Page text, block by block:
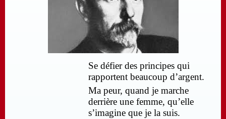
Se défier des principes qui
rapportent beaucoup d’argent.
Ma peur, quand je marche
derrière une femme, qu’elle
s’imagine que je la suis.